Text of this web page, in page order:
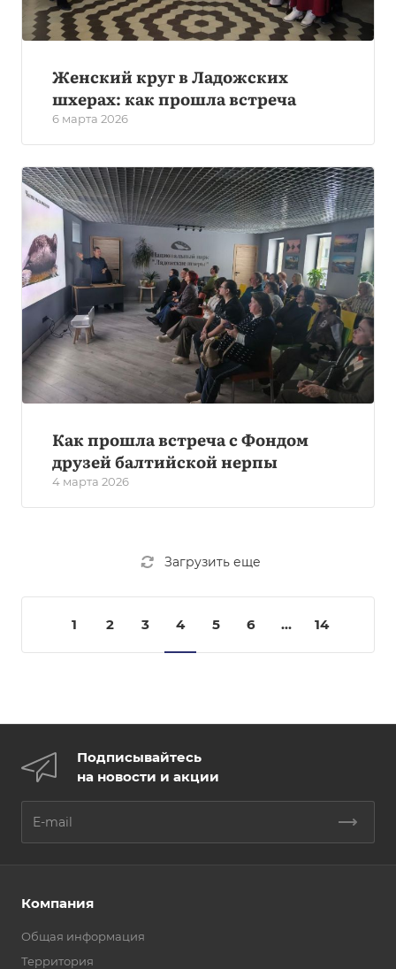
Женский круг в Ладожских
шхерах: как прошла встреча
6 марта 2026
Как прошла встреча с Фондом
друзей балтийской нерпы
4 марта 2026
Загрузить еще
1 2 3 4 5 6 ... 14
Подписывайтесь
на новости и акции
Компания
Общая информация
Территория